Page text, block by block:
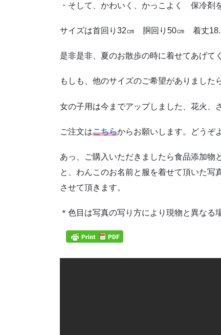
・そして、かわいく、かっこよく 保冷剤
サイズは首回り32㎝ 胴回り50㎝ 着丈
是非是非、夏のお散歩の時に着せてあげて
もしも、他のサイズのご希望がありましたら
女の子用は今までアップしました、花火、
ご注文はこちらからお願いします。どうぞ
あっ、ご購入いただきましたら食品添加物
と、わんこのお名前と服を着せて頂いた写
させて頂きます。
＊色目は写真の写り方により現物と異なる